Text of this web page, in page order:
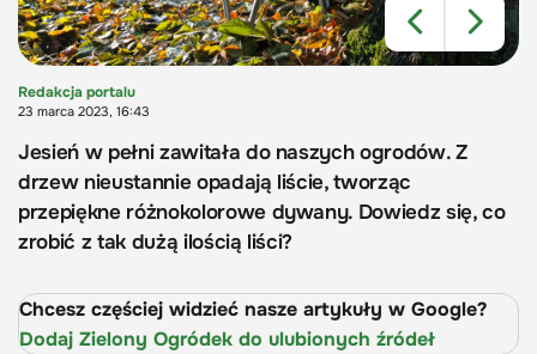
Redakcja portalu
23 marca 2023, 16:43
Jesień w pełni zawitała do naszych ogrodów. Z
drzew nieustannie opadają liście, tworząc
przepiękne różnokolorowe dywany. Dowiedz się, co
zrobić z tak dużą ilością liści?
Chcesz częściej widzieć nasze artykuły w Google?
Dodaj Zielony Ogródek do ulubionych źródeł